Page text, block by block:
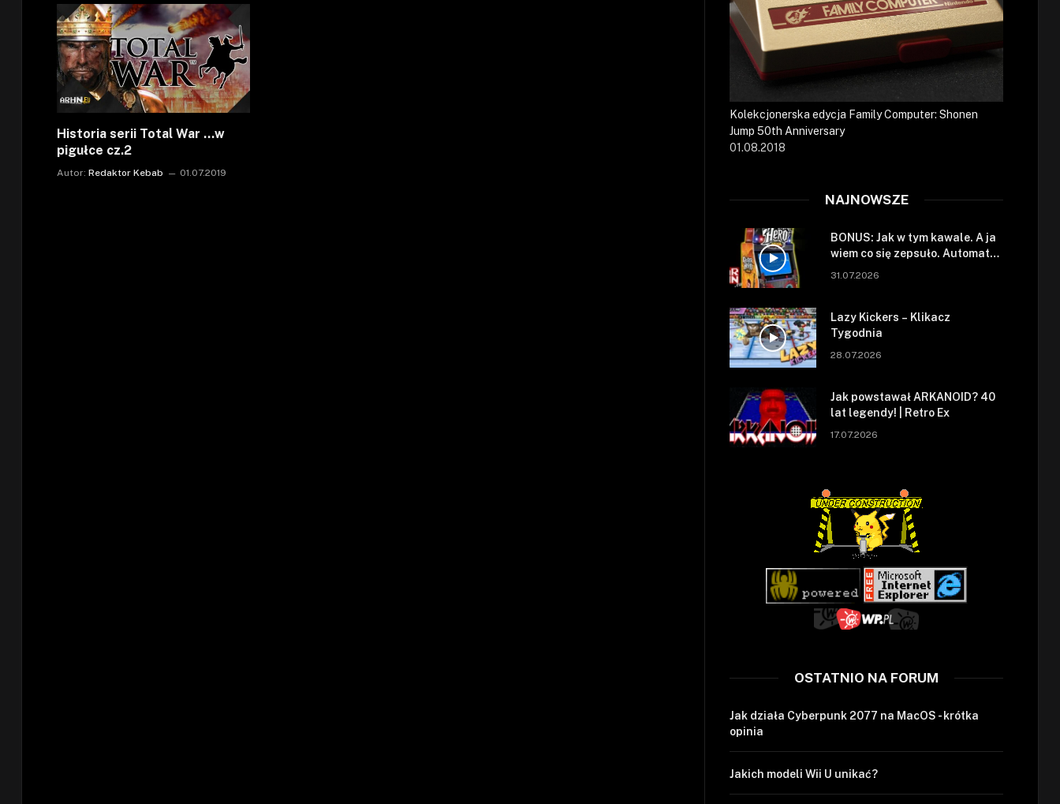
Historia serii Total War …w
pigułce cz.2
Autor: Redaktor Kebab 01.07.2019
Kolekcjonerska edycja Family Computer: Shonen
Jump 50th Anniversary
01.08.2018
NAJNOWSZE
BONUS: Jak w tym kawale. A ja
wiem co się zepsuło. Automat
się zepsuł.
31.07.2026
Lazy Kickers – Klikacz
Tygodnia
28.07.2026
Jak powstawał ARKANOID? 40
lat legendy! | Retro Ex
17.07.2026
OSTATNIO NA FORUM
Jak działa Cyberpunk 2077 na MacOS - krótka
opinia
Jakich modeli Wii U unikać?